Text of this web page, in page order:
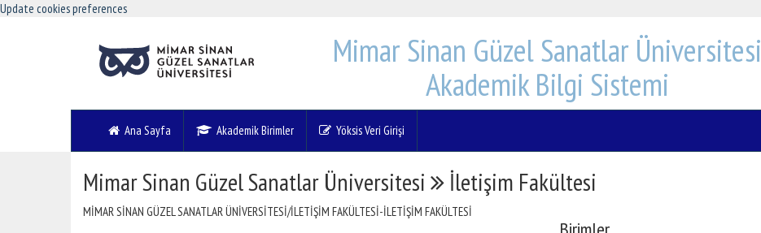
Update cookies preferences
Mimar Sinan Güzel Sanatlar Üniversitesi
Akademik Bilgi Sistemi
Ana Sayfa Akademik Birimler Yöksis Veri Girişi
Mimar Sinan Güzel Sanatlar Üniversitesi İletişim Fakültesi
MİMAR SİNAN GÜZEL SANATLAR ÜNİVERSİTESİ/İLETİŞİM FAKÜLTESİ-İLETİŞİM FAKÜLTESİ